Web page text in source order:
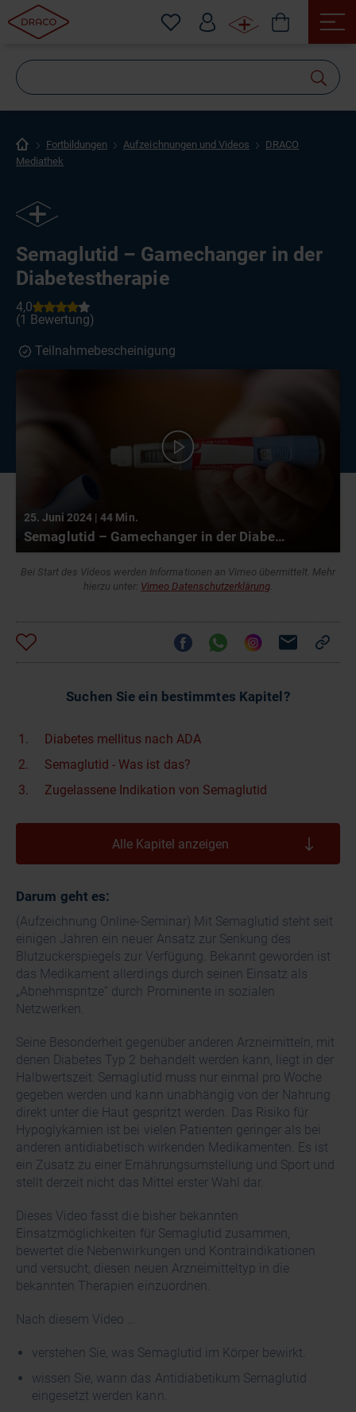
Fortbildungen Aufzeichnungen und Videos
DRACO
Mediathek
Semaglutid – Gamechanger in der
Diabetestherapie
Teilnahmebescheinigung
25. Juni 2024 | 44 Min.
Semaglutid – Gamechanger in der Diabetestherapie
Bei Start des Videos werden Informationen an Vimeo übermittelt. Mehr
hierzu unter: Vimeo Datenschutzerklärung.
Suchen Sie ein bestimmtes Kapitel?
Diabetes mellitus nach ADA
Semaglutid - Was ist das?
Zugelassene Indikation von Semaglutid
Alle Kapitel anzeigen
Darum geht es:
(Aufzeichnung Online-Seminar) Mit Semaglutid steht seit
einigen Jahren ein neuer Ansatz zur Senkung des
Blutzuckerspiegels zur Verfügung. Bekannt geworden ist
das Medikament allerdings durch seinen Einsatz als
„Abnehmspritze“ durch Prominente in sozialen
Netzwerken.
Seine Besonderheit gegenüber anderen Arzneimitteln, mit
denen Diabetes Typ 2 behandelt werden kann, liegt in der
Halbwertszeit: Semaglutid muss nur einmal pro Woche
gegeben werden und kann unabhängig von der Nahrung
direkt unter die Haut gespritzt werden. Das Risiko für
Hypoglykämien ist bei vielen Patienten geringer als bei
anderen antidiabetisch wirkenden Medikamenten. Es ist
ein Zusatz zu einer Ernährungsumstellung und Sport und
stellt derzeit nicht das Mittel erster Wahl dar.
Dieses Video fasst die bisher bekannten
Einsatzmöglichkeiten für Semaglutid zusammen,
bewertet die Nebenwirkungen und Kontraindikationen
und versucht, diesen neuen Arzneimitteltyp in die
bekannten Therapien einzuordnen.
Nach diesem Video …
verstehen Sie, was Semaglutid im Körper bewirkt.
wissen Sie, wann das Antidiabetikum Semaglutid
eingesetzt werden kann.
suchen